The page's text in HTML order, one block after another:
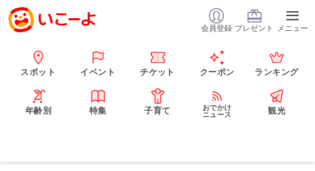
会員登録 プレゼント メニュー
スポット イベント チケット クーポン ランキング
年齢別 特集 子育て
おでかけ
ニュース
観光